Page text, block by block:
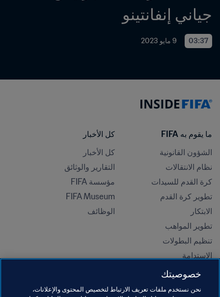
جياني إنفانتينو
03:37 9 مايو 2023
ما يقوم به FIFA
الشؤون القانونية
نظام الانتقالات
كرة القدم للسيدات
تطوير كرة القدم
الابتكار
تطوير المواهب
تنظيم البطولات
الاستدامة
حقوق الإنسان ومناهضة التمييز
كل الأخبار
كل الأخبار
التقارير والوثائق
مؤسسة FIFA
FIFA Museum
الوظائف
خصوصيتك
نحن نستخدم ملفات تعريف الارتباط لتخصيص المحتوى والإعلانات،